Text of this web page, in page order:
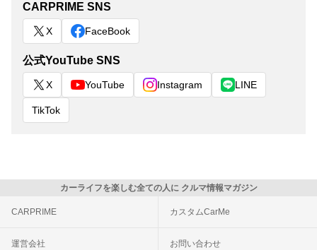
CARPRIME SNS
X FaceBook
公式YouTube SNS
X YouTube Instagram LINE
TikTok
カーライフを楽しむ全ての人に クルマ情報マガジン
CARPRIME カスタムCarMe
運営会社 お問い合わせ